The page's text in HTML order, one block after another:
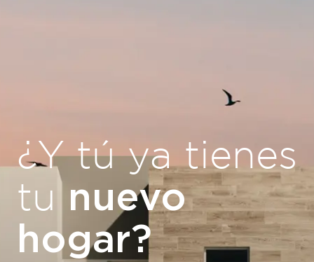
¿Y tú ya tienes
tu nuevo
hogar?